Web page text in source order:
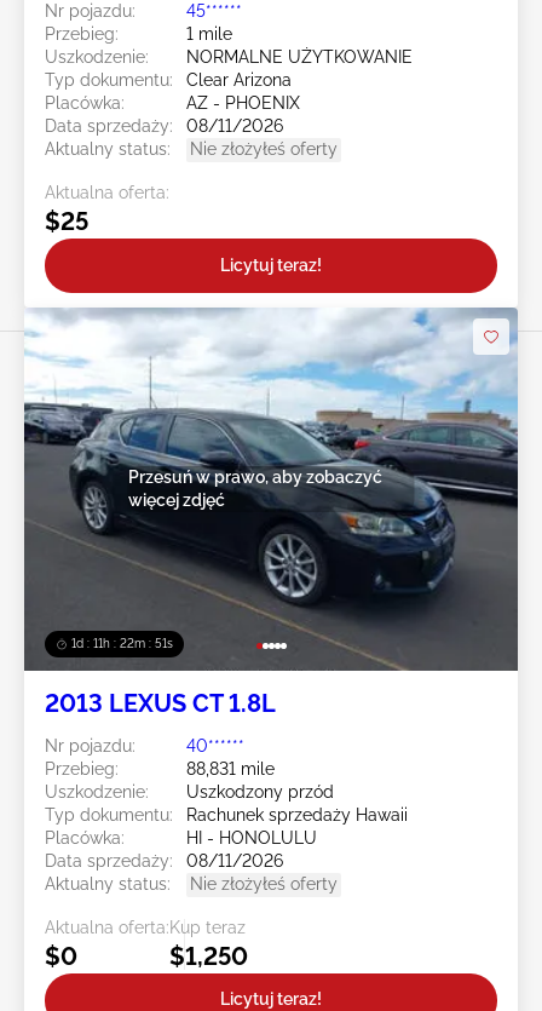
Nr pojazdu:
45******
Przebieg:
1 mile
Uszkodzenie:
NORMALNE UŻYTKOWANIE
Typ dokumentu:
Clear Arizona
Placówka:
AZ - PHOENIX
Data sprzedaży:
08/11/2026
Aktualny status:
Nie złożyłeś oferty
Aktualna oferta:
$25
Licytuj teraz!
1d : 11h : 22m : 49s
Przesuń w prawo, aby zobaczyć
więcej zdjęć
2013 LEXUS CT 1.8L
Nr pojazdu:
40******
Przebieg:
88,831 mile
Uszkodzenie:
Uszkodzony przód
Typ dokumentu:
Rachunek sprzedaży Hawaii
Placówka:
HI - HONOLULU
Data sprzedaży:
08/11/2026
Aktualny status:
Nie złożyłeś oferty
Aktualna oferta:
$0
Kup teraz
$1,250
Licytuj teraz!